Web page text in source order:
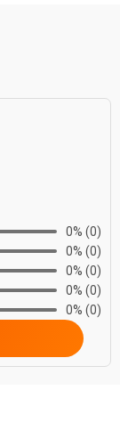
0% (0)
0% (0)
0% (0)
0% (0)
0% (0)